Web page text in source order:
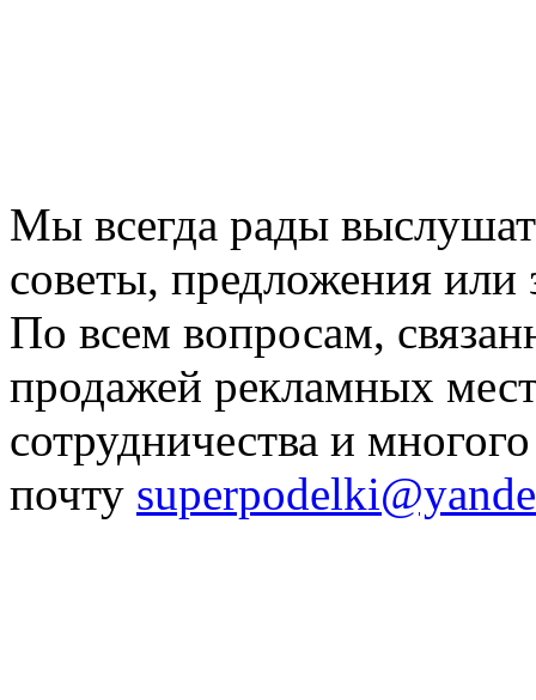
Мы всегда рады
советы, предложения или
По всем вопросам,
продажей рекламных
сотрудничества и
почту